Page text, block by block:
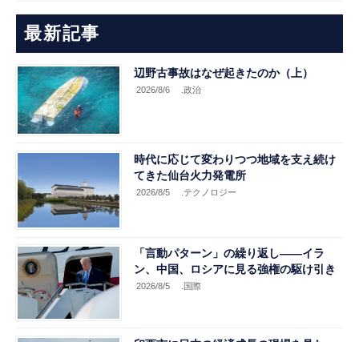
最新記事
辺野古事故はなぜ起きたのか（上）
2026/8/6 .政治
時代に応じて変わりつつ地域を支え続け
てきた仙台火力発電所
2026/8/5 .テクノロジー
「言動パターン」の繰り返し――イラ
ン、中国、ロシアに見る強権の駆け引き
2026/8/5 .国際